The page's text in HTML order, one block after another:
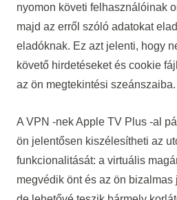
nyomon követi felhasználóinak
majd az erről szóló adatokat
eladóknak. Ez azt jelenti, hogy
követő hirdetéseket és cookie
az ön megtekintési szeánszaiba.
A VPN -nek Apple TV Plus -al
ön jelentősen kiszélesítheti az
funkcionalitását: a virtuális
megvédik önt és az ön bizalmas